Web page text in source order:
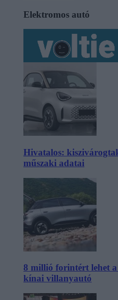
Elektromos autó
Hivatalos:
műszaki adatai
8 millió forintért lehet
kínai villanyautó